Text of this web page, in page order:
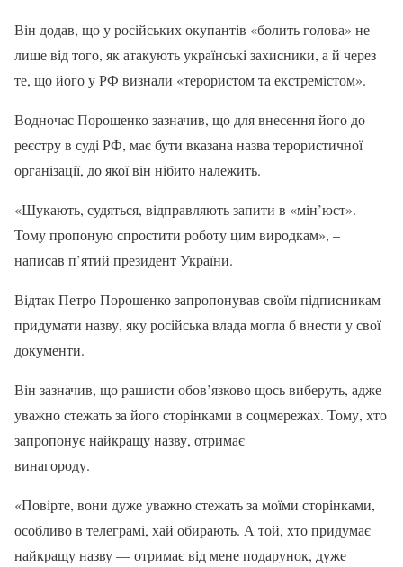
Він додав, що у російських окупантів «болить голова» не
лише від того, як атакують українські захисники, а й через
те, що його у РФ визнали «терористом та екстремістом».
Водночас Порошенко зазначив, що для внесення його до
реєстру в суді РФ, має бути вказана назва терористичної
організації, до якої він нібито належить.
«Шукають, судяться, відправляють запити в «мін’юст».
Тому пропоную спростити роботу цим виродкам», –
написав п’ятий президент України.
Відтак Петро Порошенко запропонував своїм підписникам
придумати назву, яку російська влада могла б внести у свої
документи.
Він зазначив, що рашисти обов’язково щось виберуть, адже
уважно стежать за його сторінками в соцмережах. Тому, хто
запропонує найкращу назву, отримає
винагороду.
«Повірте, вони дуже уважно стежать за моїми сторінками,
особливо в телеграмі, хай обирають. А той, хто придумає
найкращу назву — отримає від мене подарунок, дуже